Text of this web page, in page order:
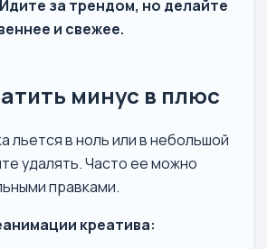
за трендом, но делайте
и свежее.
минус в плюс
льется в ноль или в небольшой
удалять. Часто ее можно
правками.
креатива: